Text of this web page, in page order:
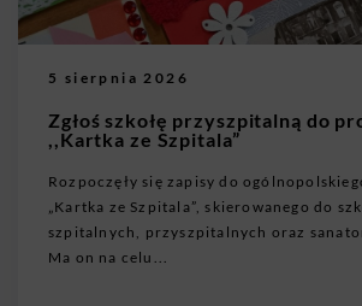
5 sierpnia 2026
Zgłoś szkołę przyszpitalną do
,,Kartka ze Szpitala”
Rozpoczęły się zapisy do
„Kartka ze Szpitala”, skierowanego do
szpitalnych, przyszpitalnych oraz
Ma on na celu...